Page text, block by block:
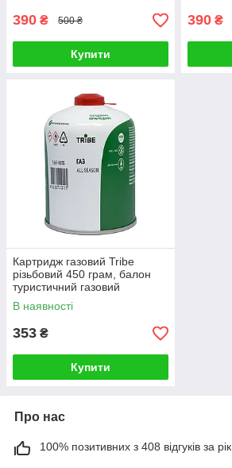
390 ₴ 500 ₴
Купити
390 ₴
Картридж газовий Tribe
різьбовий 450 грам, балон
туристичний газовий
В наявності
353 ₴
Купити
Про нас
100% позитивних з 408 відгуків за рік